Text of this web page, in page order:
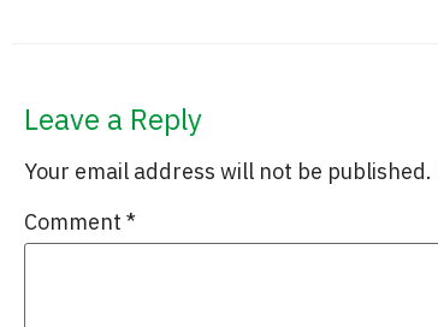
Leave a Reply
Your email address will not be published.
Comment *